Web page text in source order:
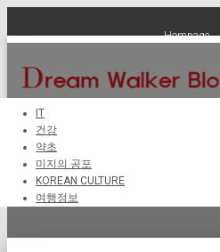
Hompage
IT
건강
약초
미지의 공포
KOREAN CULTURE
여행정보
약초 요법